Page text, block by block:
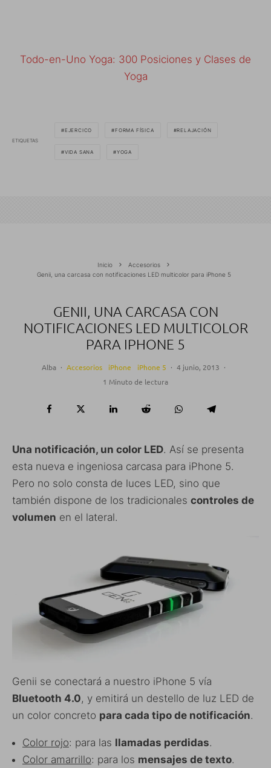
Todo-en-Uno Yoga: 300 Posiciones y Clases de
Yoga
ETIQUETAS
EJERCICO FORMA FÍSICA RELAJACIÓN
VIDA SANA YOGA
Inicio
Accesorios
Genii, una carcasa con notificaciones LED multicolor para iPhone 5
GENII, UNA CARCASA CON
NOTIFICACIONES LED MULTICOLOR
PARA IPHONE 5
Alba · Accesorios iPhone iPhone 5 · 4 junio, 2013 ·
1 Minuto de lectura
Una notificación, un color LED. Así se presenta
esta nueva e ingeniosa carcasa para iPhone 5.
Pero no solo consta de luces LED, sino que
también dispone de los tradicionales controles de
volumen en el lateral.
Genii se conectará a nuestro iPhone 5 vía
Bluetooth 4.0, y emitirá un destello de luz LED de
un color concreto para cada tipo de notificación.
Color rojo: para las llamadas perdidas.
Color amarrillo: para los mensajes de texto.